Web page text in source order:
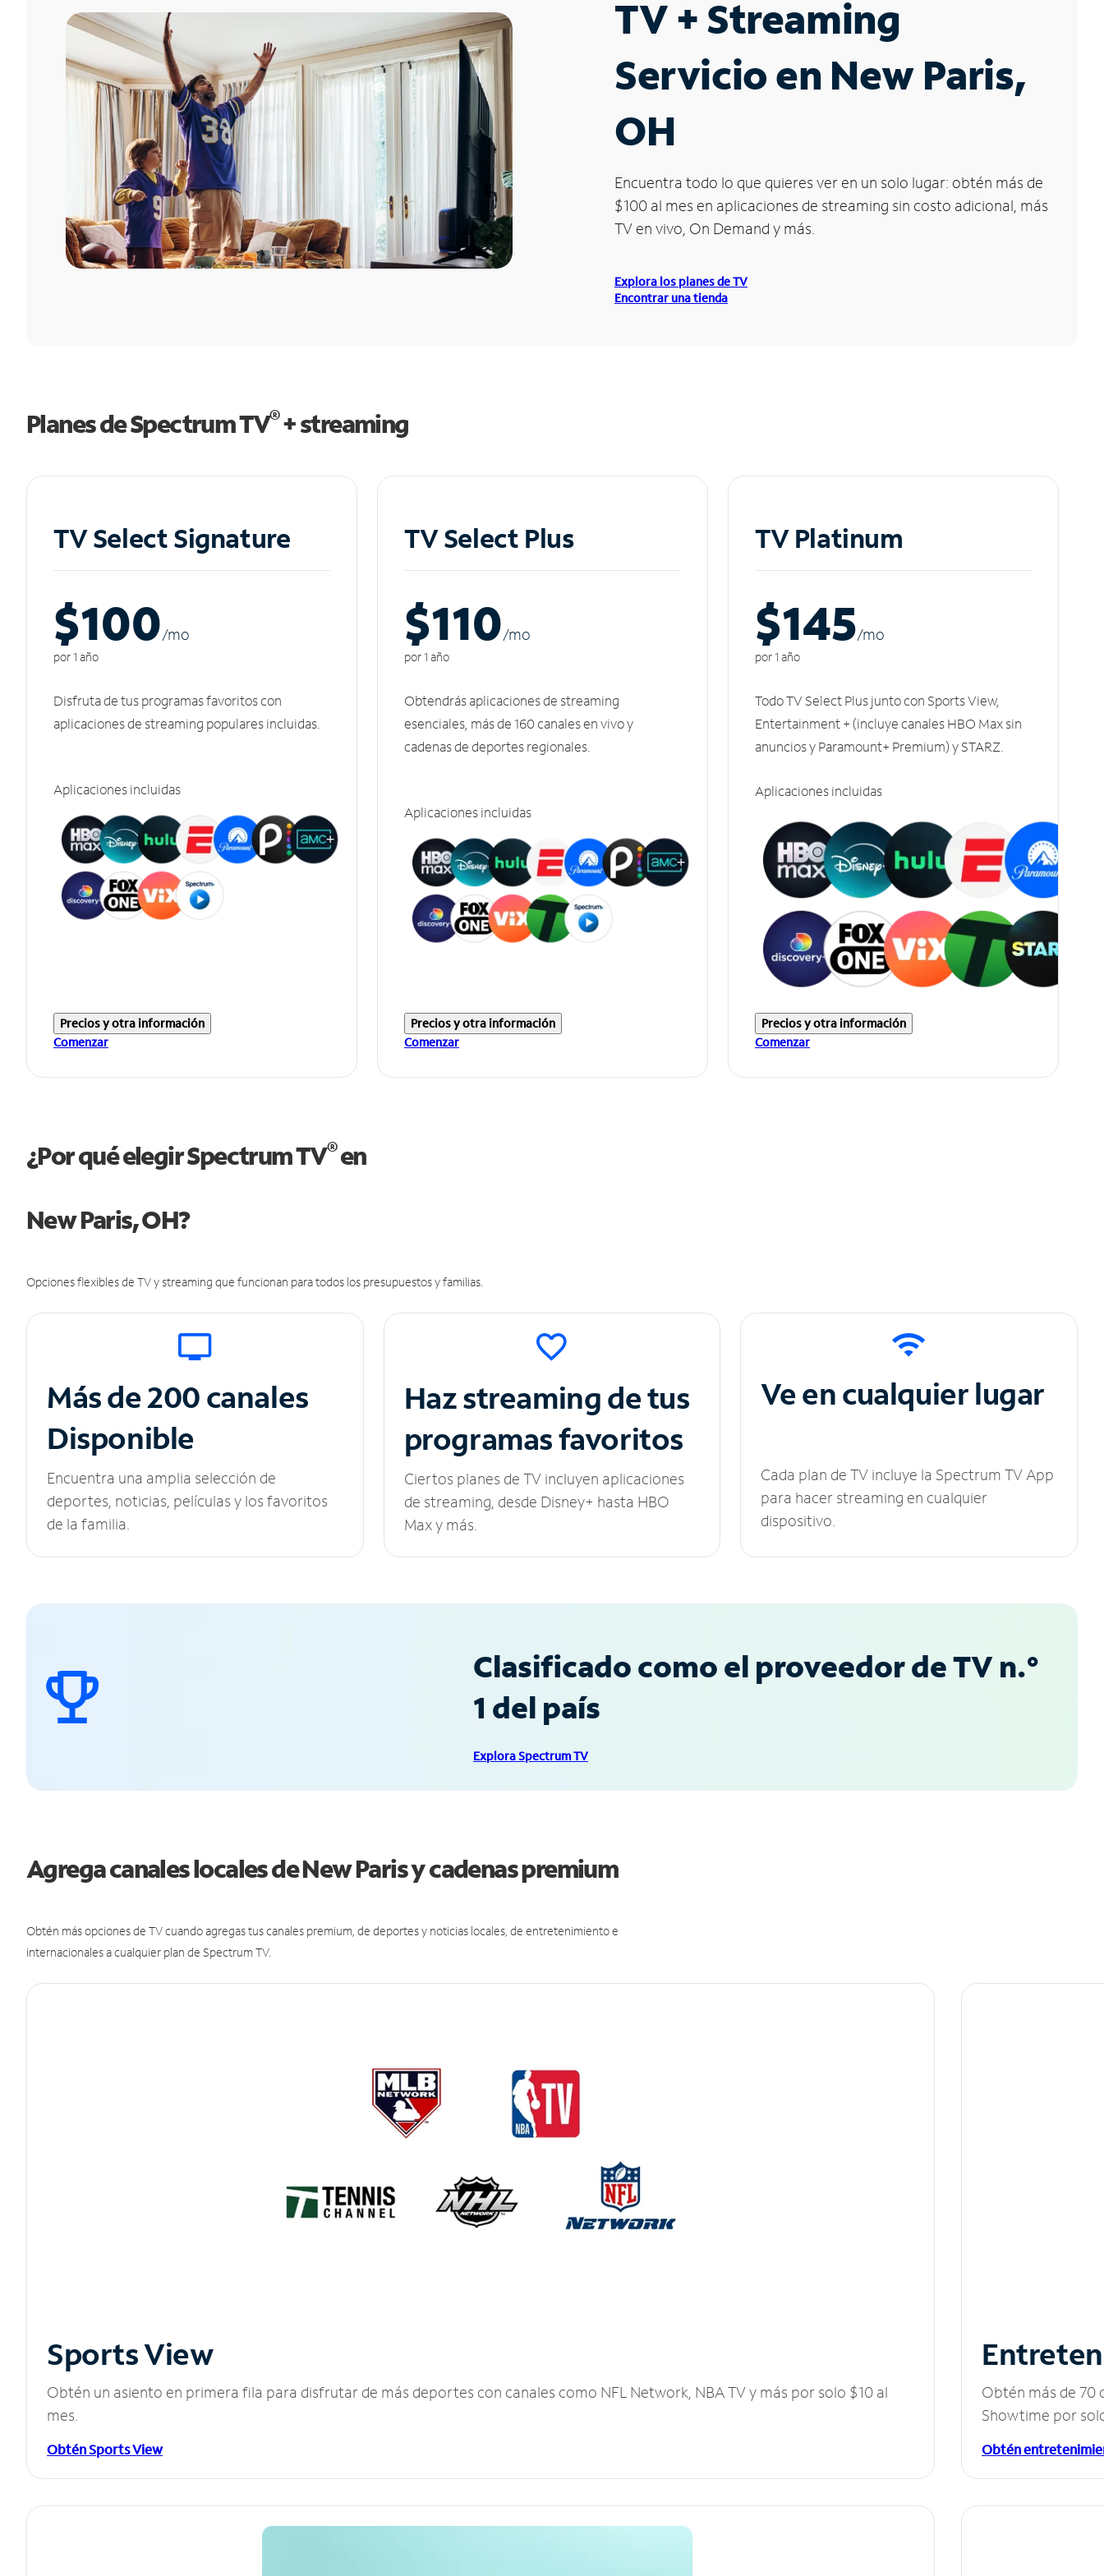
TV + Streaming
Servicio en New Paris,
OH
Encuentra todo lo que quieres ver en un solo lugar: obtén más de
$100 al mes en aplicaciones de streaming sin costo adicional, más
TV en vivo, On Demand y más.
Explora los planes de TV
Encontrar una tienda
Planes de Spectrum TV®+ streaming
TV Select Signature
$100/mo
por 1 año
Disfruta de tus programas favoritos con
aplicaciones de streaming populares incluidas.
Aplicaciones incluidas
Precios y otra información
Comenzar
TV Select Plus
$110/mo
por 1 año
Obtendrás aplicaciones de streaming
esenciales, más de 160 canales en vivo y
cadenas de deportes regionales.
Aplicaciones incluidas
Precios y otra información
Comenzar
TV Platinum
$145/mo
por 1 año
Todo TV Select Plus junto con Sports View,
Entertainment + (incluye canales HBO Max sin
anuncios y Paramount+ Premium) y STARZ.
Aplicaciones incluidas
Precios y otra información
Comenzar
¿Por qué elegir Spectrum TV®en
New Paris, OH?
Opciones flexibles de TV y streaming que funcionan para todos los presupuestos y familias.
Más de 200 canales
Disponible
Encuentra una amplia selección de
deportes, noticias, películas y los favoritos
de la familia.
Haz streaming de tus
programas favoritos
Ciertos planes de TV incluyen aplicaciones
de streaming, desde Disney+ hasta HBO
Max y más.
Ve en cualquier lugar
Cada plan de TV incluye la Spectrum TV App
para hacer streaming en cualquier
dispositivo.
Clasificado como el proveedor de TV n.°
1 del país
Explora Spectrum TV
Agrega canales locales de New Paris y cadenas premium
Obtén más opciones de TV cuando agregas tus canales premium, de deportes y noticias locales, de entretenimiento e
internacionales a cualquier plan de Spectrum TV.
Sports View
Obtén un asiento en primera fila para disfrutar de más deportes con canales como NFL Network, NBA TV y más por solo $10 al
mes.
Obtén Sports View
Obtén más de 70
Showtime por
Obtén